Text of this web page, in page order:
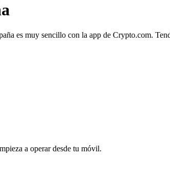
es muy sencillo con la app de Crypto.com.
a operar desde tu móvil.